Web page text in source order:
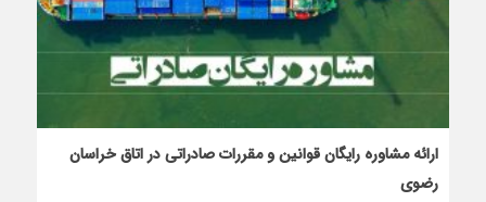
ارائه مشاوره رایگان قوانین و مقررات صادراتی در اتاق خراسان
رضوی